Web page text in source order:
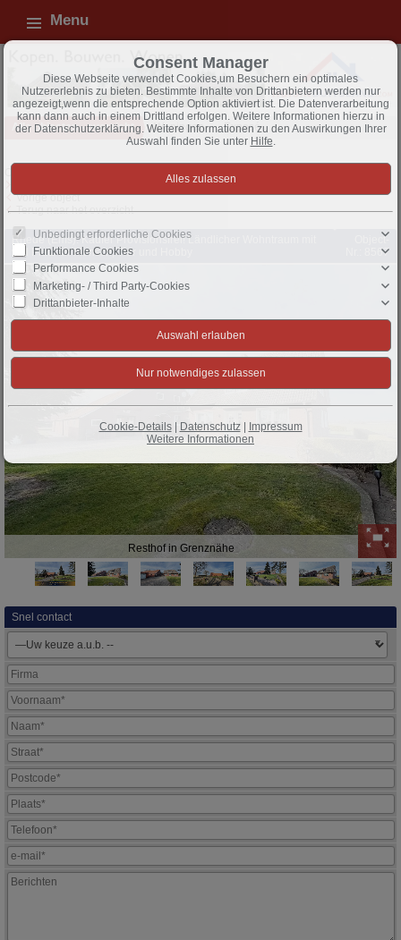
Menu
Alle objecten - overzicht Woningen Exposé
Vorige object
Terug naar het overzicht
Rhede (Ems): Käufer Provisionsfrei! Ländlicher Wohntraum mit
viel Platz für Mensch, Tier und Hobby
Object-
Nr.: 8567
Resthof in Grenznähe
Snel contact
Consent Manager
Diese Webseite verwendet Cookies,um Besuchern ein optimales
Nutzererlebnis zu bieten. Bestimmte Inhalte von Drittanbietern werden nur
angezeigt,wenn die entsprechende Option aktiviert ist. Die Datenverarbeitung
kann dann auch in einem Drittland erfolgen. Weitere Informationen hierzu in
der Datenschutzerklärung. Weitere Informationen zu den Auswirkungen Ihrer
Auswahl finden Sie unter Hilfe.
Unbedingt erforderliche Cookies
Funktionale Cookies
Performance Cookies
Marketing- / Third Party-Cookies
Drittanbieter-Inhalte
Cookie-Details| Datenschutz|
Impressum
Weitere Informationen